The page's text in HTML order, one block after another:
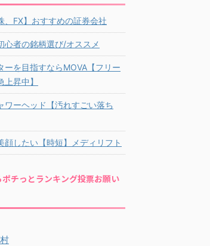
、FX】おすすめの証券会社
心者の銘柄選び/オススメ
ーを目指すならMOVA【フリー
昇中】
ワーヘッド【汚れすごい落ち
顔したい【時短】メディリフト
チっとランキング投票お願い